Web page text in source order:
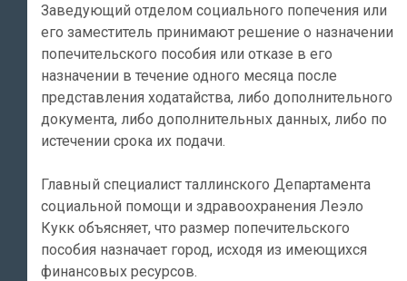
Заведующий отделом социального попечения или
его заместитель принимают решение о назначении
попечительского пособия или отказе в его
назначении в течение одного месяца после
представления ходатайства, либо дополнительного
документа, либо дополнительных данных, либо по
истечении срока их подачи.
Главный специалист таллинского Департамента
социальной помощи и здравоохранения Леэло
Кукк объясняет, что размер попечительского
пособия назначает город, исходя из имеющихся
финансовых ресурсов.